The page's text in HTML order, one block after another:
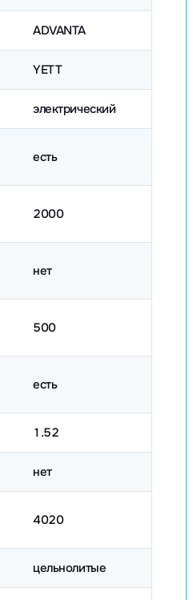
ADVANTA
YETT
электрический
есть
2000
нет
500
есть
1.52
нет
4020
цельнолитые